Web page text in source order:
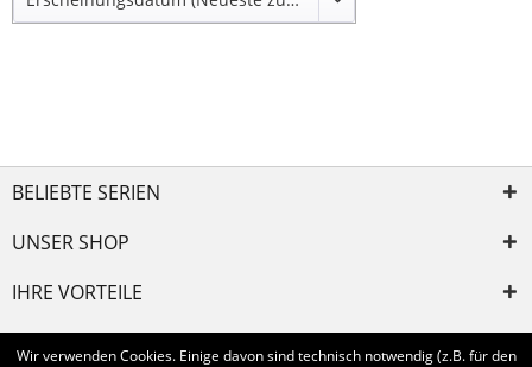
BELIEBTE SERIEN
UNSER SHOP
IHRE VORTEILE
INFORMIERT BLEIBEN
Wir verwenden Cookies. Einige davon sind technisch notwendig (z.B. für den